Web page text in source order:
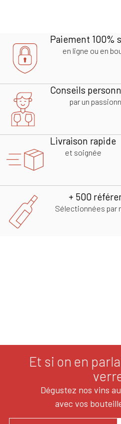
Paiement 100%
en ligne ou en
Conseils
par un
Livraison rapide
et soignée
+ 500
Sélectionnées par
Et si on en
Dégustez nos vins
avec vos